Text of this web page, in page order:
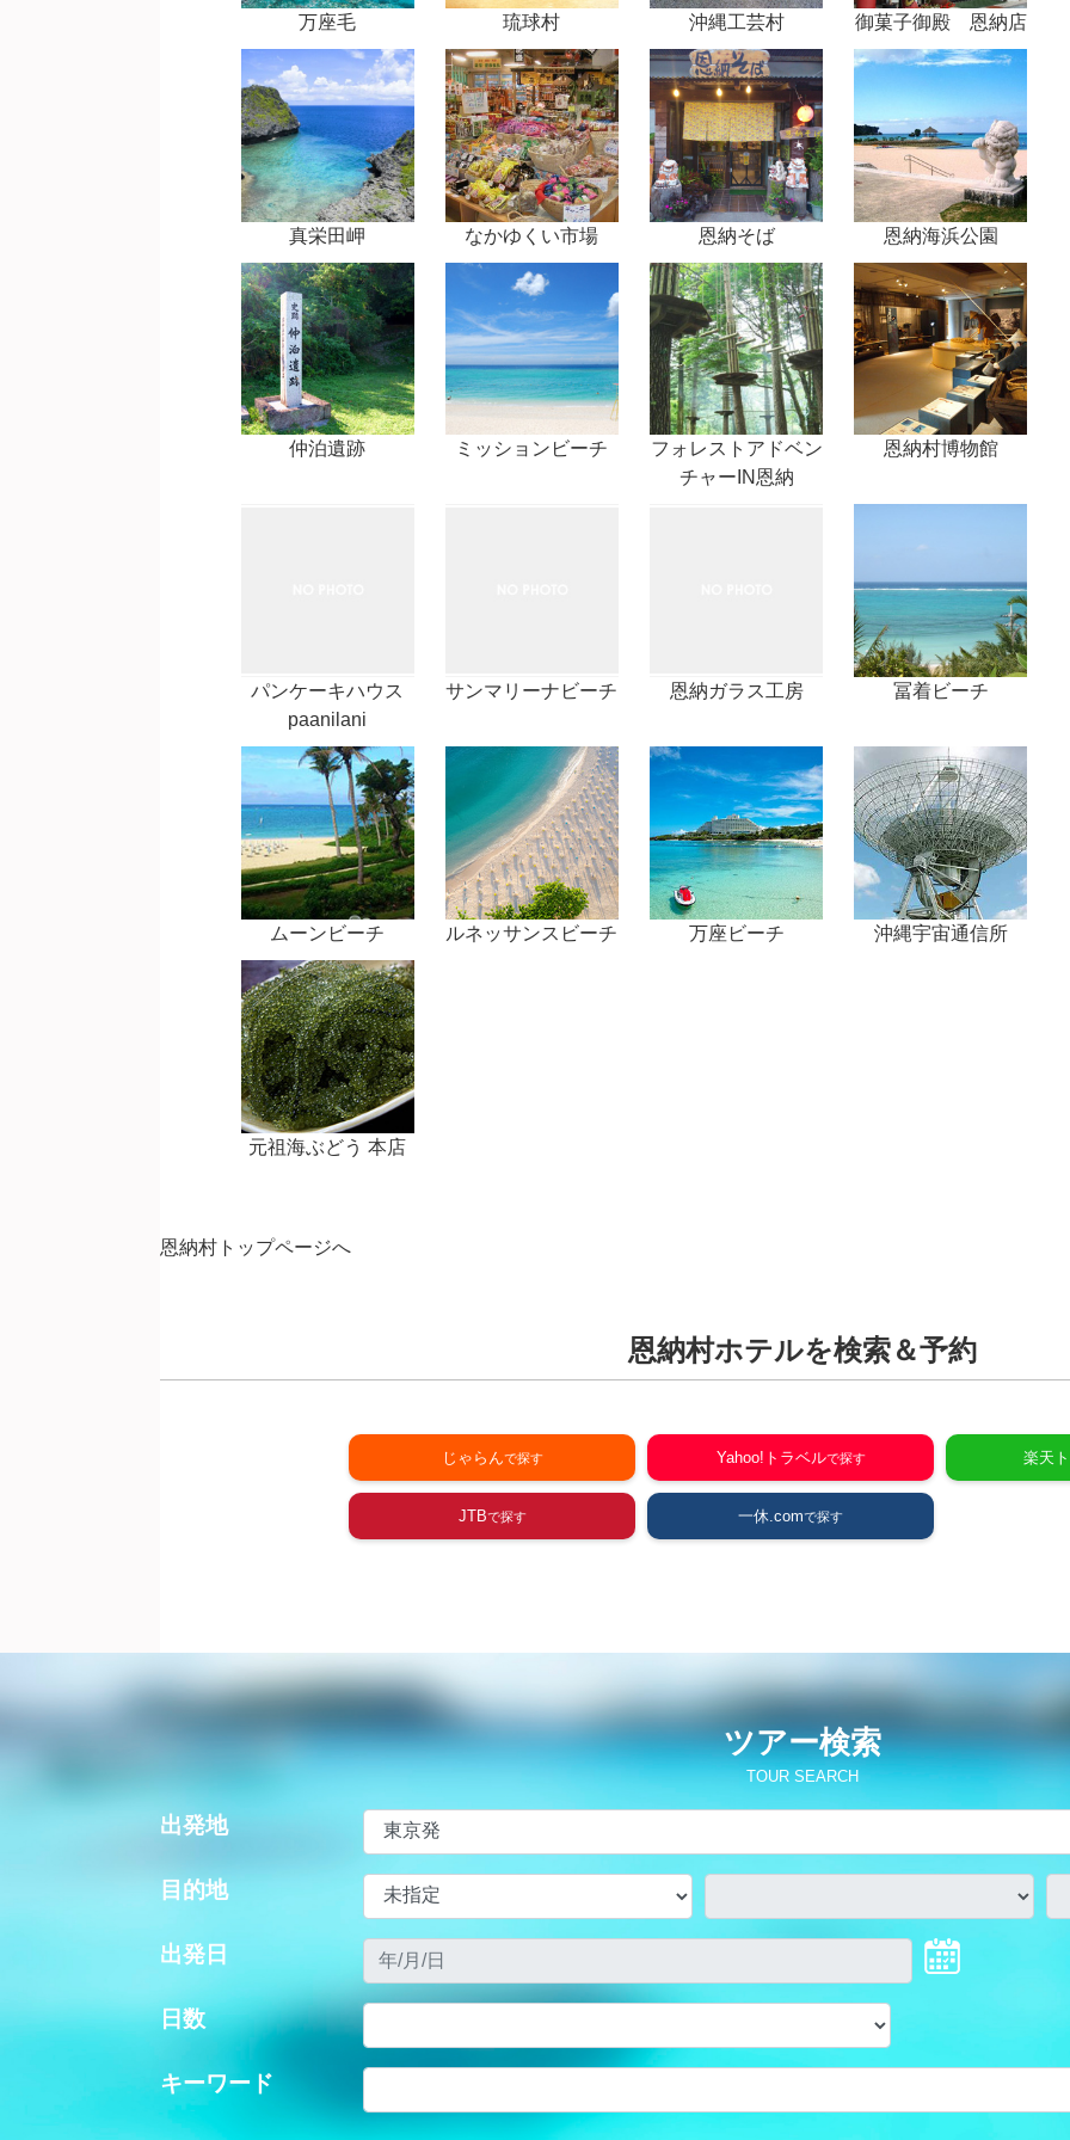
万座毛 琉球村 沖縄工芸村 御菓子御殿 恩納店
真栄田岬 なかゆくい市場 恩納そば 恩納海浜公園
仲泊遺跡 ミッションビーチ
フォレストアドベン
チャーIN恩納
恩納村博物館
パンケーキハウス
paanilani
サンマリーナビーチ 恩納ガラス工房 冨着ビーチ
ムーンビーチ ルネッサンスビーチ 万座ビーチ 沖縄宇宙通信所
元祖海ぶどう 本店
恩納村トップページへ
恩納村ホテルを検索＆予約
じゃらん Yahoo!トラベル 楽天
JTB 一休.com
ツアー検索
TOUR SEARCH
出発地
目的地
出発日
日数
キーワード